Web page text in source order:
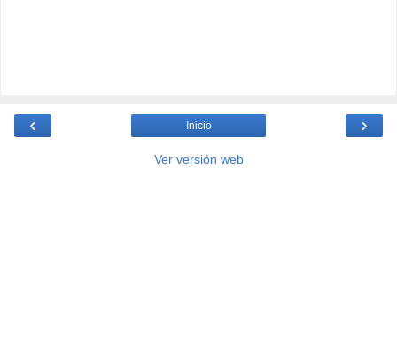
‹ ›
Inicio
Ver versión web